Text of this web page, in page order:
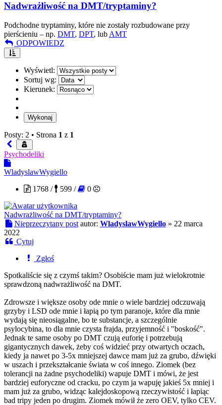
Nadwrażliwość na DMT/tryptaminy?
Podchodne tryptaminy, które nie zostały rozbudowane przy
pierścieniu – np. DMT, DPT, lub AMT
ODPOWIEDZ
Wyświetl:
Sortuj wg:
Kierunek:
Posty: 2 • Strona 1 z 1
Psychodeliki
WladyslawWygiello
1768 /
599 / 0
Nadwrażliwość na DMT/tryptaminy?
Nieprzeczytany post autor: WladyslawWygiello» 22 marca
2022
Cytuj
Zgłoś
Spotkaliście się z czymś takim? Osobiście mam już wielokrotnie
sprawdzoną nadwrażliwość na DMT.
Zdrowsze i większe osoby ode mnie o wiele bardziej odczuwają
grzyby i LSD ode mnie i łapią po tym paranoje, które dla mnie
wydają się nieosiągalne, bo te substancje, a szczególnie
psylocybina, to dla mnie czysta frajda, przyjemność i "boskość".
Jednak te same osoby po DMT czują euforię i potrzebują
gigantycznych dawek, żeby coś widzieć przy otwartych oczach,
kiedy ja nawet po 3-5x mniejszej dawce mam już za grubo, dźwięki
w uszach i przekształcanie świata w coś innego. Ziomek (bez
tolerancji na żadne psychodeliki) wapuje DMT i mówi, że jest
bardziej euforyczne od cracku, po czym ja wapuję jakieś 5x mniej i
mam już za grubo, widząc kalejdoskopową rzeczywistość i łapiąc
bad tripy jeden po drugim. Ziomek mówił że zero OEV, tylko CEV.